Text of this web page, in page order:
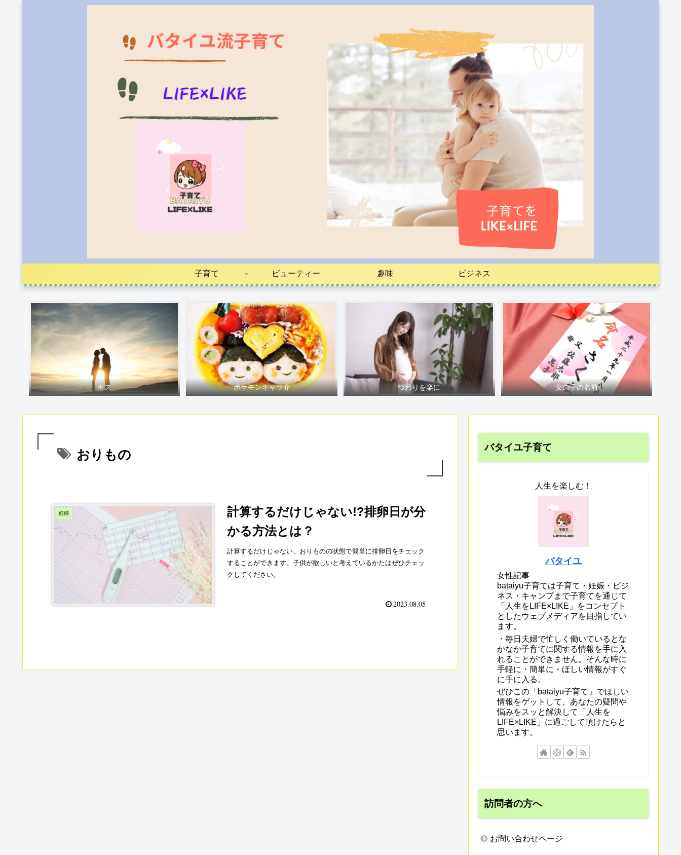
子育て ビューティー 趣味 ビジネス
キス ポケモンキャラ弁 つわりを楽に 女の子の名前
おりもの
妊婦
計算するだけじゃない!?排卵日が分
かる方法とは？
計算するだけじゃない、おりものの状態で簡単に排卵日をチェック
することができます。子供が欲しいと考えているかたはぜひチェッ
クしてください。
2023.08.05
バタイユ子育て
人生を楽しむ！
バタイユ
女性記事
bataiyu子育ては子育て・妊娠・ビジ
ネス・キャンプまで子育てを通じて
「人生をLIFE×LIKE」をコンセプト
としたウェブメディアを目指してい
ます。
・毎日夫婦で忙しく働いているとな
かなか子育てに関する情報を手に入
れることができません。そんな時に
手軽に・簡単に・ほしい情報がすぐ
に手に入る。
ぜひこの「bataiyu子育て」でほしい
情報をゲットして、あなたの疑問や
悩みをスッと解決して「人生を
LIFE×LIKE」に過ごして頂けたらと
思います。
訪問者の方へ
お問い合わせページ